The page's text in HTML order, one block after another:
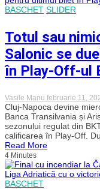
BASCHET SLIDER
Totul sau
Salonic se
în Play-Off-ul
Vasile Manu februarie 11,
Cluj-Napoca devine
Banca Transilvania și
sezonului regulat din
calificarea în Play-Off.
Read More
4 Minutes
BASCHET